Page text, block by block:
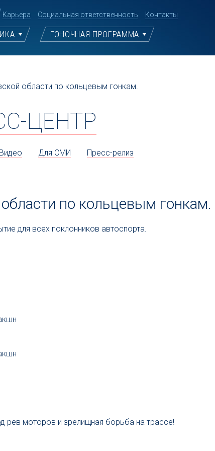
Карьера Социальная ответственность Контакты
ГОНОЧНАЯ ПРОГРАММА
области по кольцевым гонкам.
ЦЕНТР
Видео Для СМИ Пресс-релиз
по кольцевым гонкам.
для всех поклонников автоспорта.
рев моторов и зрелищная борьба на трассе!